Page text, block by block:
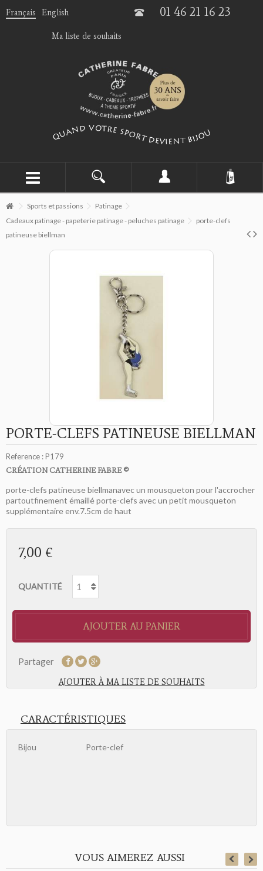
Français English 01 46 21 16 23
Ma liste de souhaits
Sports et passions
Patinage
Cadeaux patinage - papeterie patinage - peluches patinage
porte-clefs
patineuse biellman
PORTE-CLEFS PATINEUSE BIELLMAN
Reference :P179
CRÉATION CATHERINE FABRE ©
porte-clefs patineuse biellmanavec un mousqueton pour l'accrocher
partoutfinement émaillé porte-clefs avec un petit mousqueton
supplémentaire env.7.5cm de haut
7,00 €
QUANTITÉ
AJOUTER AU PANIER
Partager
AJOUTER À MA LISTE DE SOUHAITS
CARACTÉRISTIQUES
Bijou Porte-clef
VOUS AIMEREZ AUSSI